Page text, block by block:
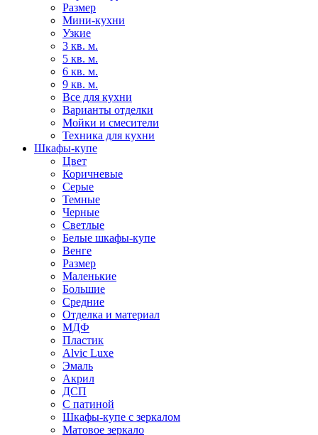
Размер
Мини-кухни
Узкие
3 кв. м.
5 кв. м.
6 кв. м.
9 кв. м.
Все для кухни
Варианты отделки
Мойки и смесители
Техника для кухни
Шкафы-купе
Цвет
Коричневые
Серые
Темные
Черные
Светлые
Белые шкафы-купе
Венге
Размер
Маленькие
Большие
Средние
Отделка и материал
МДФ
Пластик
Alvic Luxe
Эмаль
Акрил
ДСП
С патиной
Шкафы-купе с зеркалом
Матовое зеркало